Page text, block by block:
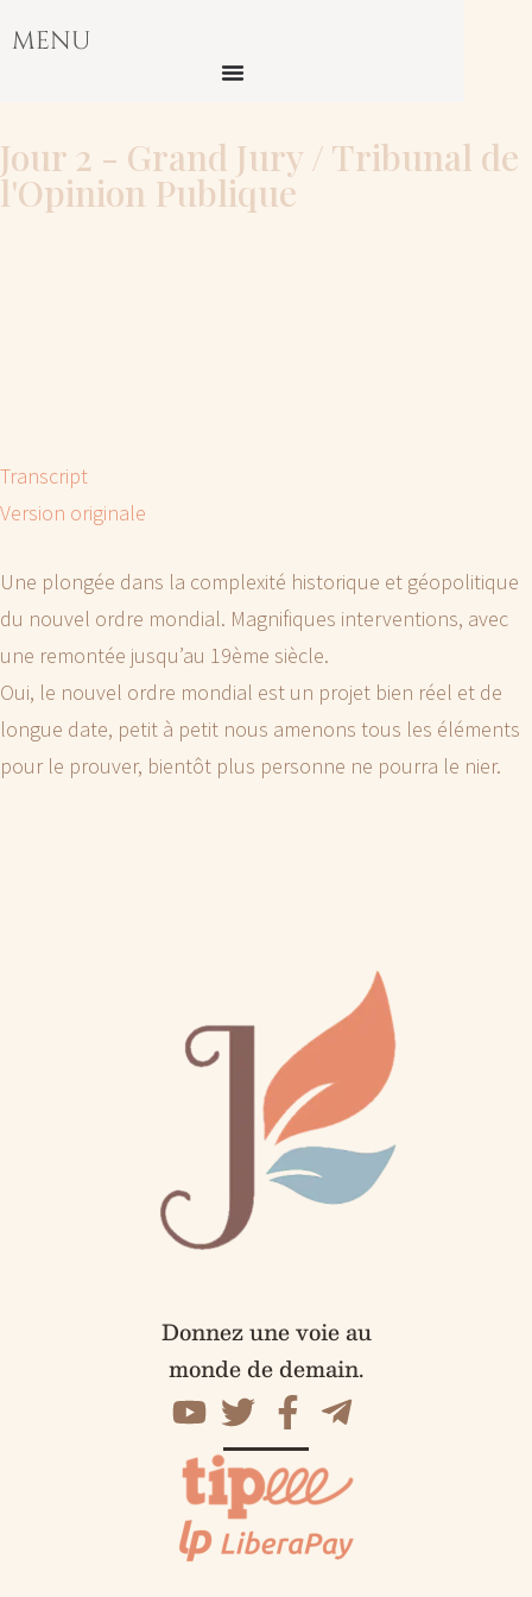
MENU
Jour 2 - Grand Jury / Tribunal de
l'Opinion Publique
Transcript
Version originale
Une plongée dans la complexité historique et géopolitique
du nouvel ordre mondial. Magnifiques interventions, avec
une remontée jusqu’au 19ème siècle.
Oui, le nouvel ordre mondial est un projet bien réel et de
longue date, petit à petit nous amenons tous les éléments
pour le prouver, bientôt plus personne ne pourra le nier.
Donnez une voie au
monde de demain.